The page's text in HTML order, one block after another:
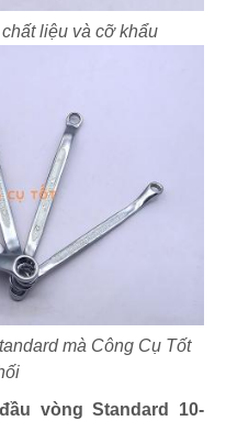
liệu và cỡ khẩu
mà Công Cụ Tốt
vòng Standard 10-